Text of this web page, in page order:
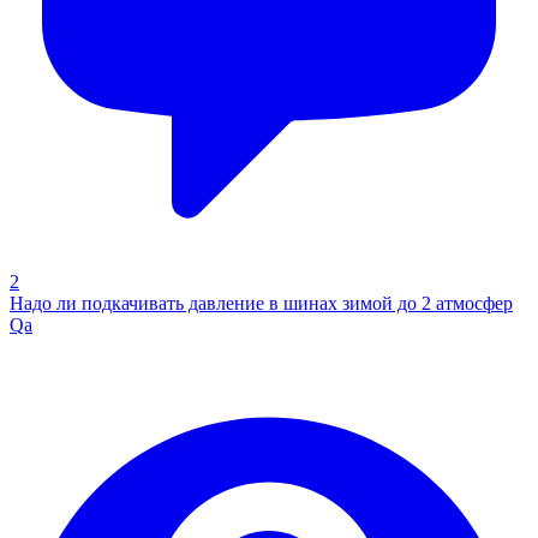
2
Надо ли подкачивать давление в шинах зимой до 2 атмосфер
Qa